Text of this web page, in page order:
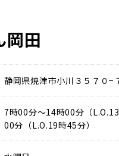
岡田
静岡県焼津市小川３５７０−
7時00分～14時00分（
00分（L.O.19時45分）